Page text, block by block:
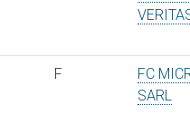
F
FC
SARL